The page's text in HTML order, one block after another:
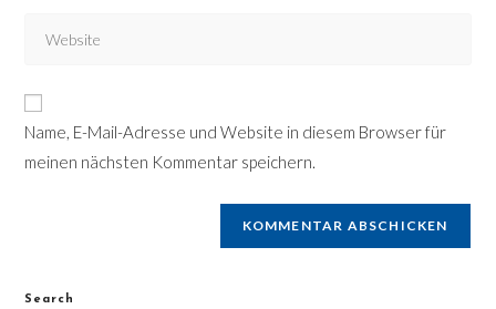
Name, E-Mail-Adresse und Website in diesem Browser für
meinen nächsten Kommentar speichern.
Search